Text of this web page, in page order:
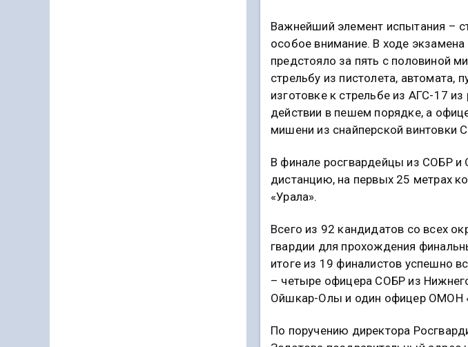
Важнейший элемент испытания –
особое внимание. В ходе
предстояло за пять с половиной
стрельбу из пистолета, автомата,
изготовке к стрельбе из АГС-17
действии в пешем порядке, а
мишени из снайперской винтовки
В финале росгвардейцы из СОБР
дистанцию, на первых 25 метрах
«Урала».
Всего из 92 кандидатов со всех
гвардии для прохождения
итоге из 19 финалистов успешно
– четыре офицера СОБР из
Ойшкар-Олы и один офицер ОМОН
По поручению директора